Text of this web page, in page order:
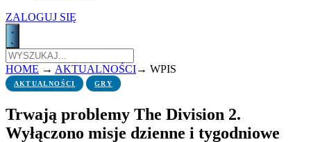
ZALOGUJ SIĘ
HOME → AKTUALNOŚCI→ WPIS
AKTUALNOŚCI GRY
Trwają problemy The Division 2.
Wyłączono misje dzienne i tygodniowe